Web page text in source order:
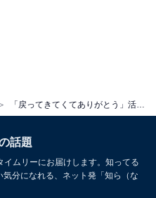
話題
ムリーにお届けします。知ってる
分になれる、ネット発「知ら（な